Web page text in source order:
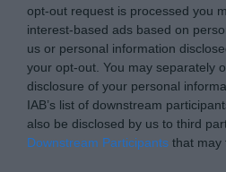
opt-out request is processed you
interest-based ads based on
us or personal information
your opt-out. You may separately
disclosure of your personal
IAB’s list of downstream
also be disclosed by us to third
Downstream Participants that may